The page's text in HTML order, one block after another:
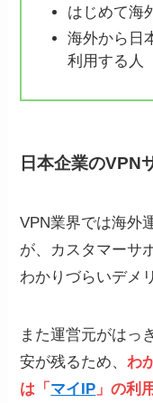
はじめて海
海外から日
利用する人
日本企業のVPN
VPN業界では海外
が、カスタマーサ
わかりづらいデメ
また運営元がはっ
安が残るため、 わ
は「 マイIP 」の利